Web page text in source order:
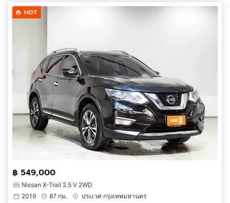
HOT
฿ 549,000
Nissan X-Trail 2.5 V 2WD
2019
87 กม.
ประเวศ กรุงเทพมหานคร